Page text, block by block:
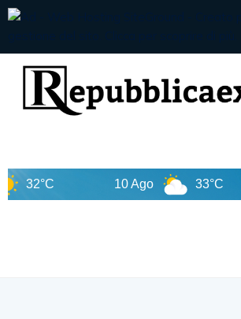
10 Ago 33°C 11 Ago